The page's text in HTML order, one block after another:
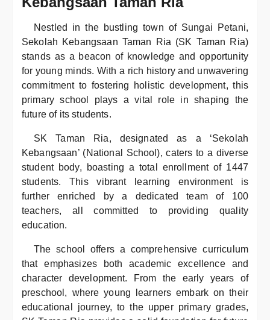
Nestled in the bustling town of Sungai Petani,
Sekolah Kebangsaan Taman Ria (SK Taman Ria)
stands as a beacon of knowledge and opportunity
for young minds. With a rich history and unwavering
commitment to fostering holistic development, this
primary school plays a vital role in shaping the
future of its students.
SK Taman Ria, designated as a ‘Sekolah
Kebangsaan’ (National School), caters to a diverse
student body, boasting a total enrollment of 1447
students. This vibrant learning environment is
further enriched by a dedicated team of 100
teachers, all committed to providing quality
education.
The school offers a comprehensive curriculum
that emphasizes both academic excellence and
character development. From the early years of
preschool, where young learners embark on their
educational journey, to the upper primary grades,